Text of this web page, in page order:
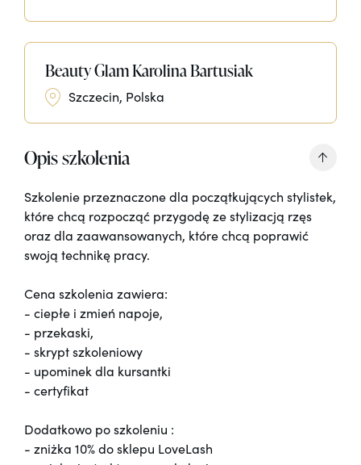
Beauty Glam Karolina Bartusiak
Szczecin, Polska
Opis szkolenia
Szkolenie przeznaczone dla początkujących stylistek,
które chcą rozpocząć przygodę ze stylizacją rzęs
oraz dla zaawansowanych, które chcą poprawić
swoją technikę pracy.
Cena szkolenia zawiera:
- ciepłe i zmień napoje,
- przekaski,
- skrypt szkoleniowy
- upominek dla kursantki
- certyfikat
Dodatkowo po szkoleniu :
- zniżka 10% do sklepu LoveLash